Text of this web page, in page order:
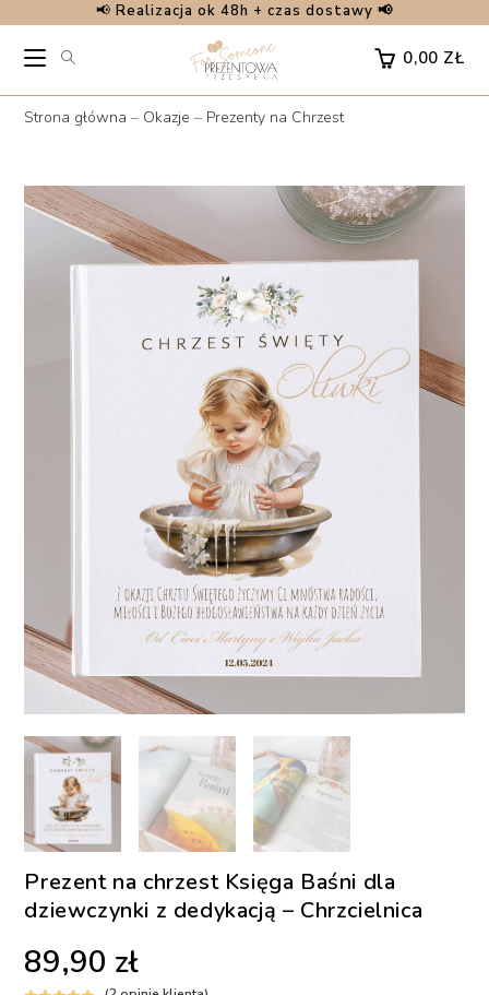
content
📢 Realizacja ok 48h + czas dostawy 📢
0,00 ZŁ
Strona główna – Okazje – Prezenty na Chrzest
Prezent na chrzest Księga Baśni dla
dziewczynki z dedykacją – Chrzcielnica
89,90 zł